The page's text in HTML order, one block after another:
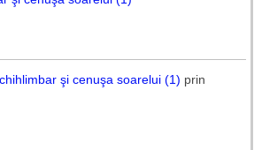
şi cenuşa soarelui (1) prin